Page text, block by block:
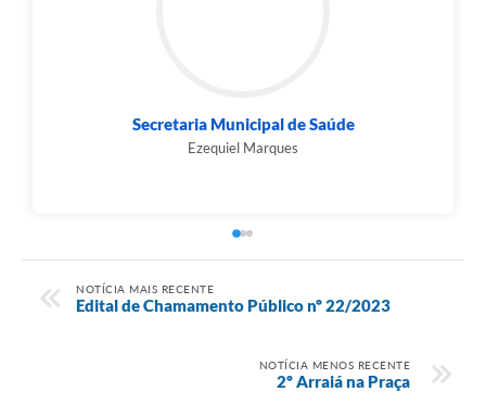
Secretaria Municipal de Saúde
Ezequiel Marques
NOTÍCIA MAIS RECENTE
Edital de Chamamento Público nº 22/2023
NOTÍCIA MENOS RECENTE
2º Arraiá na Praça